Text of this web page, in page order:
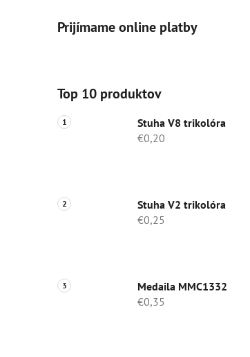
Prijímame online platby
Top 10 produktov
Stuha V8 trikolóra
€0,20
Stuha V2 trikolóra
€0,25
Medaila MMC1332
€0,35